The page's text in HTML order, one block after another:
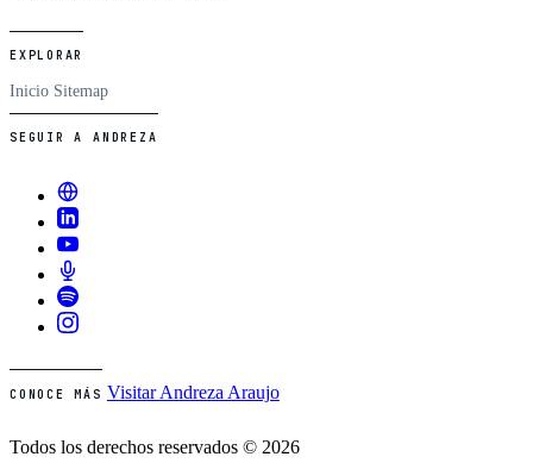
EXPLORAR
Inicio Sitemap
SEGUIR A ANDREZA
CONOCE MÁS Visitar Andreza Araujo
Todos los derechos reservados © 2026